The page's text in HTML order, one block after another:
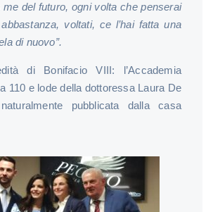
del futuro, ogni volta che penserai
voltati, ce l’hai fatta una
di nuovo”.
di Bonifacio VIII: l’Accademia
110 e lode della dottoressa Laura De
pubblicata dalla casa